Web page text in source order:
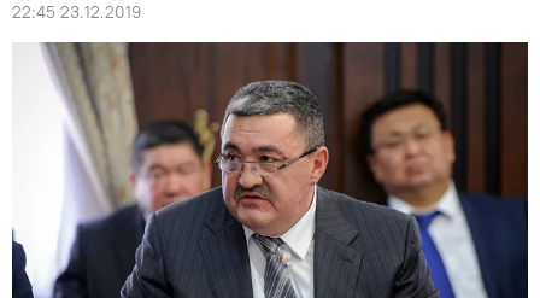
22:45 23.12.2019